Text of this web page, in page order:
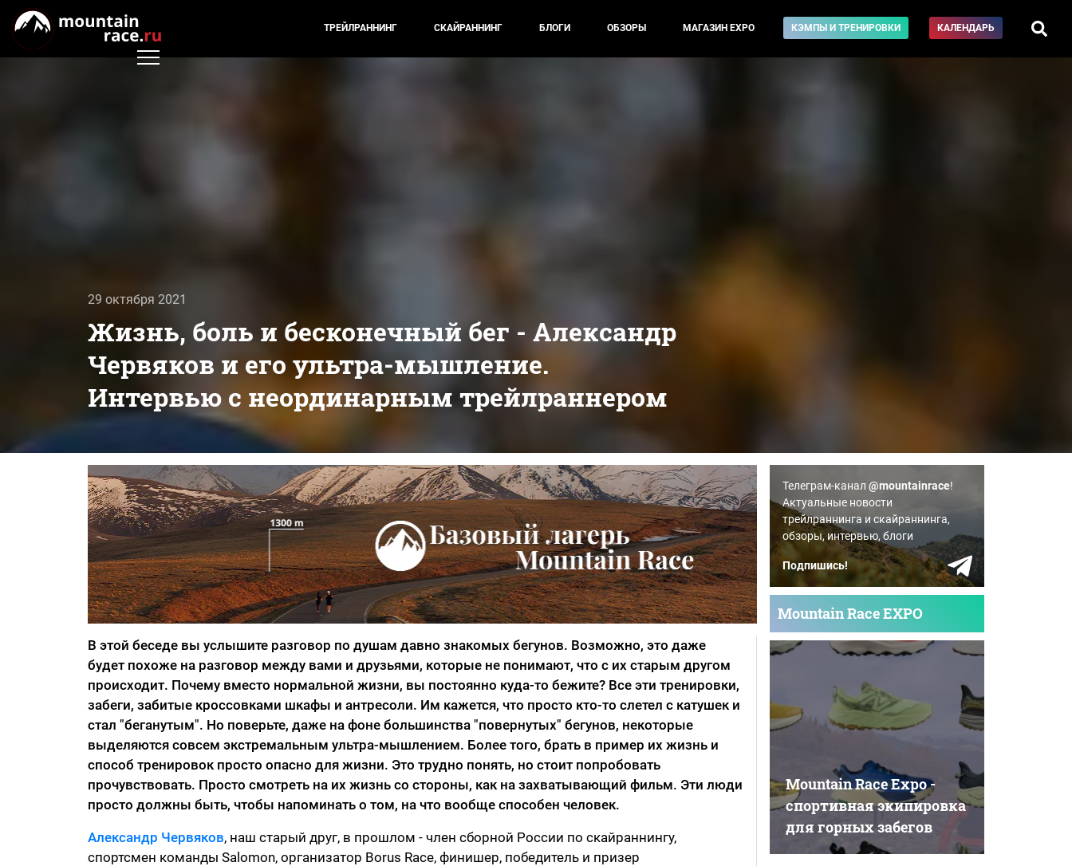
ТРЕЙЛРАННИНГ СКАЙРАННИНГ БЛОГИ ОБЗОРЫ МАГАЗИН EXPO КЭМПЫ И ТРЕНИРОВКИ КАЛЕНДАРЬ
29 октября 2021
Жизнь, боль и бесконечный бег - Александр
Червяков и его ультра-мышление.
Интервью с неординарным трейлраннером
В этой беседе вы услышите разговор по душам давно знакомых бегунов. Возможно, это даже
будет похоже на разговор между вами и друзьями, которые не понимают, что с их старым другом
происходит. Почему вместо нормальной жизни, вы постоянно куда-то бежите? Все эти тренировки,
забеги, забитые кроссовками шкафы и антресоли. Им кажется, что просто кто-то слетел с катушек и
стал "беганутым". Но поверьте, даже на фоне большинства "повернутых" бегунов, некоторые
выделяются совсем экстремальным ультра-мышлением. Более того, брать в пример их жизнь и
способ тренировок просто опасно для жизни. Это трудно понять, но стоит попробовать
прочувствовать. Просто смотреть на их жизнь со стороны, как на захватывающий фильм. Эти люди
просто должны быть, чтобы напоминать о том, на что вообще способен человек.
Александр Червяков, наш старый друг, в прошлом - член сборной России по скайраннингу,
спортсмен команды Salomon, организатор Borus Race, финишер, победитель и призер
Телеграм-канал @mountainrace!
Актуальные новости
трейлраннинга и скайраннинга,
обзоры, интервью, блоги
Подпишись!
Mountain Race EXPO
Mountain Race Expo -
cпортивная экипировка
для горных забегов